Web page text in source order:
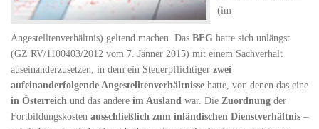
(im
Angestelltenverhältnis) geltend machen. Das BFG hatte sich unlängst
(GZ RV/1100403/2012 vom 7. Jänner 2015) mit einem Sachverhalt
auseinanderzusetzen, in dem ein Steuerpflichtiger zwei
aufeinanderfolgende Angestelltenverhältnisse hatte, von denen das eine
in Österreich und das andere im Ausland war. Die Zuordnung der
Fortbildungskosten ausschließlich zum inländischen Dienstverhältnis –